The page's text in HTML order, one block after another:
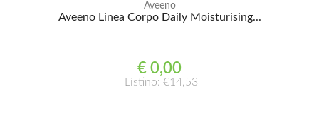
Aveeno
Aveeno Linea Corpo Daily Moisturising...
€ 0,00
Listino: €14,53